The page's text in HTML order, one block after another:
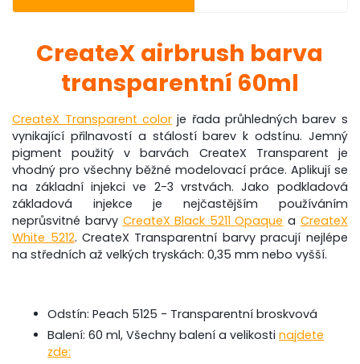
CreateX airbrush barva
transparentní 60ml
CreateX Transparent colorje řada průhledných barev s
vynikající přilnavostí a stálostí barev k odstínu. Jemný
pigment použitý v barvách CreateX Transparent je
vhodný pro všechny běžné modelovací práce. Aplikují se
na základní injekci ve 2-3 vrstvách. Jako podkladová
základová injekce je nejčastějším používáním
neprůsvitné barvy CreateX Black 5211 Opaque a CreateX
White 5212. CreateX Transparentní barvy pracují nejlépe
na středních až velkých tryskách: 0,35 mm nebo vyšší.
Odstín: Peach 5125 - Transparentní broskvová
Balení: 60 ml, Všechny balení a velikostinajdete
zde: